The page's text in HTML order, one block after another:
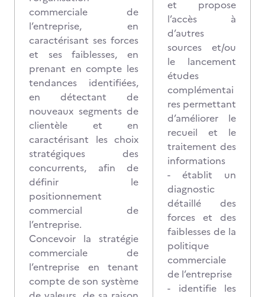
commerciale de
l’entreprise, en
caractérisant ses forces
et ses faiblesses, en
prenant en compte les
tendances identifiées,
en détectant de
nouveaux segments de
clientèle et en
caractérisant les choix
stratégiques des
concurrents, afin de
définir le
positionnement
commercial de
l’entreprise.
Concevoir la stratégie
commerciale de
l’entreprise en tenant
compte de son système
et propose
l’accès à
d’autres
sources et/ou
le lancement
études
complémentai
res permettant
d’améliorer le
recueil et le
traitement des
informations
- établit un
diagnostic
détaillé des
forces et des
faiblesses de la
politique
commerciale
de l’entreprise
- identifie les